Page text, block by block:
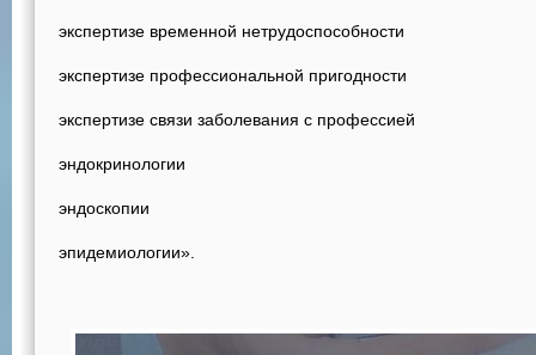
экспертизе временной нетрудоспособности
экспертизе профессиональной пригодности
экспертизе связи заболевания с профессией
эндокринологии
эндоскопии
эпидемиологии».